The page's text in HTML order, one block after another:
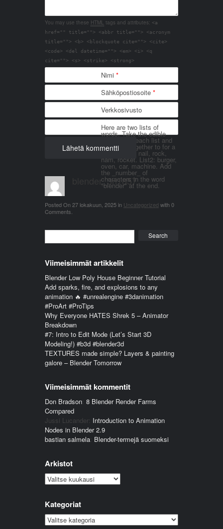
You may use these HTML tags and attributes: <a
href="" title=""> <abbr title=""> <acronym
title=""> <b> <blockquote cite=""> <cite>
<code> <del datetime=""> <em> <i> <q
cite=""> <s> <strike> <strong>
Nimi *
Sähköpostiosoite *
Verkkosivusto
Here are two lists of
words. Take the edible
things from each list and
join them together to for a
word. List 1: nail, rock,
ham, rocket. List2: burger,
oven, car, machine. Add
the _number_ of
characters in the word
"blender" at the end.
blender_3n1857
Posted On27 lokakuun, 2025in Uncategorized with0
Comments
Viimeisimmät artikkelit
Blender Low Poly House Beginner Tutorial
Add sparks, fire, and explosions to any
animation 🔥 #unrealengine #3danimation
#ProArt #ProTips
Why Everyone HATES Shrek 5 – Animator
Breakdown
#7: Intro to Edit Mode (Let’s Start 3D
Modeling!) #b3d #blender3d
TEXTURES made simple? Layers & painting
galore – Blender Tomorrow
Viimeisimmät kommentit
Don Bradson: 8 Blender Render Farms
Compared
Jussi Lucander: Introduction to Animation
Nodes in Blender 2.9
bastian salmela: Blender-termejä suomeksi
Arkistot
Arkistot
Kategoriat
Kategoriat